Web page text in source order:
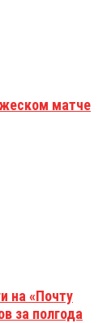
матче
на «Почту
за полгода